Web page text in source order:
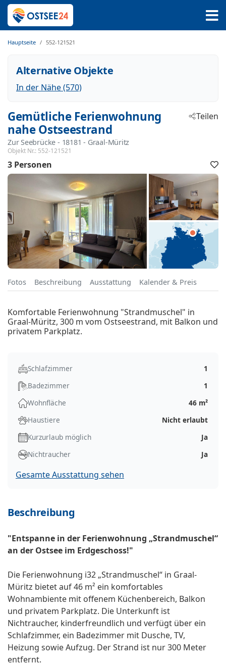
Hauptseite 552-121521
Alternative Objekte
In der Nähe (570)
Gemütliche Ferienwohnung
nahe Ostseestrand
Zur Seebrücke - 18181 - Graal-Müritz
Objekt Nr.: 552-121521
Teilen
3 Personen
Fotos Beschreibung Ausstattung Kalender & Preis
Komfortable Ferienwohnung "Strandmuschel" in
Graal-Müritz, 300 m vom Ostseestrand, mit Balkon und
privatem Parkplatz.
Schlafzimmer
1
Badezimmer
1
Wohnfläche
46 m²
Haustiere
Nicht erlaubt
Kurzurlaub möglich
Ja
Nichtraucher
Ja
Gesamte Ausstattung sehen
Beschreibung
"Entspanne in der Ferienwohnung „Strandmuschel“
an der Ostsee im Erdgeschoss!"
Die Ferienwohnung i32 „Strandmuschel“ in Graal-
Müritz bietet auf 46 m² ein komfortables
Wohnambiente mit offenem Küchenbereich, Balkon
und privatem Parkplatz. Die Unterkunft ist
Nichtraucher, kinderfreundlich und verfügt über ein
Schlafzimmer, ein Badezimmer mit Dusche, TV,
Heizung sowie Aufzug. Der Strand ist nur 300 Meter
entfernt.